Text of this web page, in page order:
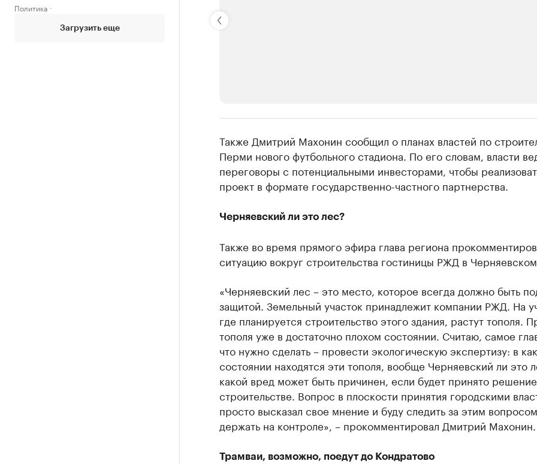
Политика
Загрузить еще
Крупные организации в нефтегазовой
Найдите и проверьте данные в каталоге
Также Дмитрий Махонин сообщил о планах властей по
Перми нового футбольного стадиона. По его словам, власти
переговоры с потенциальными инвесторами, чтобы
проект в формате государственно-частного партнерства.
Черняевский ли это лес?
Также во время прямого эфира глава региона
ситуацию вокруг строительства гостиницы РЖД в Черняевском
«Черняевский лес – это место, которое всегда должно быть
защитой. Земельный участок принадлежит компании РЖД. На
где планируется строительство этого здания, растут тополя.
тополя уже в достаточно плохом состоянии. Считаю, самое
что нужно сделать – провести экологическую экспертизу: в
состоянии находятся эти тополя, вообще Черняевский ли это
какой вред может быть причинен, если будет принято
строительстве. Вопрос в плоскости принятия городскими
просто высказал свое мнение и буду следить за этим вопросом,
держать на контроле», – прокомментировал Дмитрий Махонин.
Трамваи, возможно, поедут до Кондратово